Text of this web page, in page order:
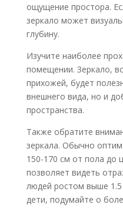
ощущение простора.
зеркало может
глубину.
Изучите наиболее
помещении. Зеркало,
прихожей, будет
внешнего вида, но и
пространства.
Также обратите
зеркала. Обычно
150-170 см от пола до
позволяет видеть
людей ростом выше 1.5
дети, подумайте о